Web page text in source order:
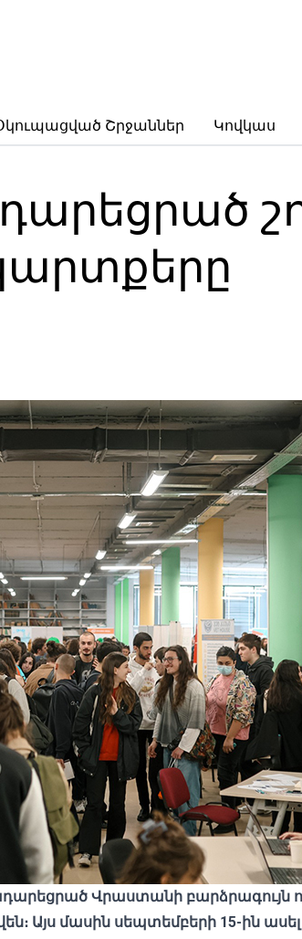
Շրջաններ Կովկաս
Վրաստանի բարձրագույն
Այս մասին սեպտեմբերի 15-ին